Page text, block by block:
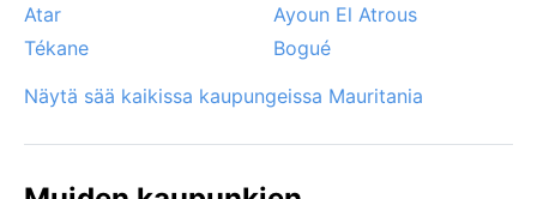
Atar
Ayoun El Atrous
Tékane
Bogué
Näytä sää kaikissa kaupungeissa Mauritania